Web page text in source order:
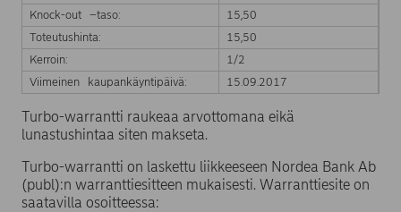
Knock-out –taso:
15,50
Toteutushinta:
15,50
Kerroin:
1/2
Viimeinen kaupankäyntipäivä:
15.09.2017
Turbo-warrantti raukeaa arvottomana eikä
lunastushintaa siten makseta.
Turbo-warrantti on laskettu liikkeeseen Nordea Bank Ab
(publ):n warranttiesitteen mukaisesti. Warranttiesite on
saatavilla osoitteessa: